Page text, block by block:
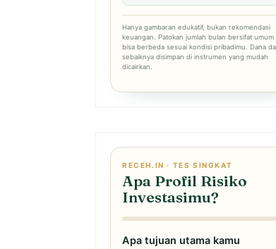
Hanya gambaran edukatif, bukan rekomendasi
keuangan. Patokan jumlah bulan bersifat umum
bisa berbeda sesuai kondisi pribadimu. Dana
sebaiknya disimpan di instrumen yang mudah
dicairkan.
RECEH.IN · TES SINGKAT
Apa Profil Risiko
Investasimu?
Apa tujuan utama kamu